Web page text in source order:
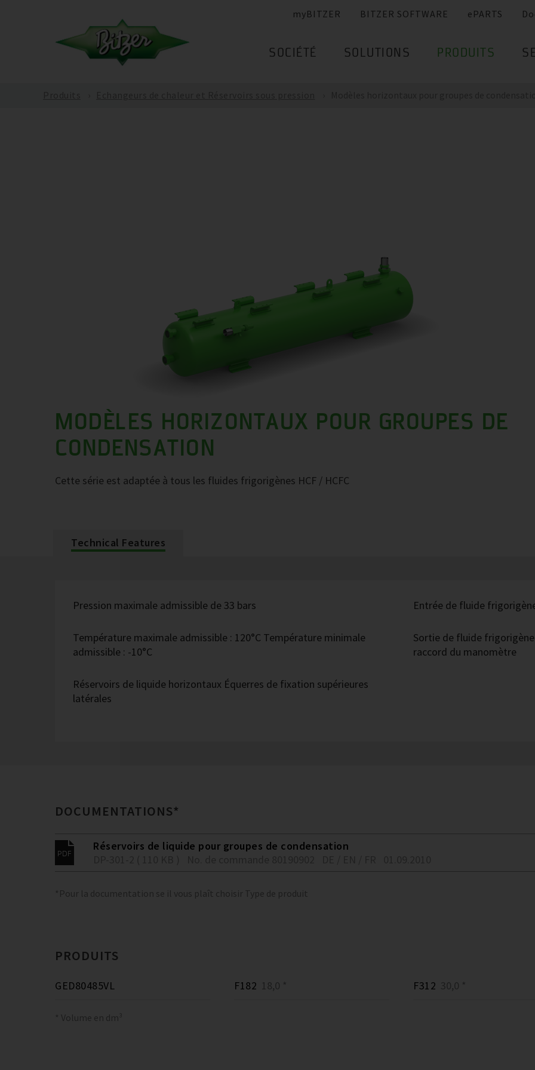
myBITZER BITZER SOFTWARE ePARTS
SOCIÉTÉ SOLUTIONS PRODUITS
MODÈLES HORIZONTAUX POUR GROUPES DE
CONDENSATION
Cette série est adaptée à tous les fluides frigorigènes HCF / HCFC
Technical Features
Pression maximale admissible de 33 bars
Température maximale admissible : 120°C Température minimale
admissible : -10°C
Réservoirs de liquide horizontaux Équerres de fixation supérieures
latérales
Entrée de fluide
Sortie de fluide
raccord du manomètre
DOCUMENTATIONS*
Réservoirs de liquide pour groupes de condensation
*Pour la documentation se il vous plaît choisir Type de produit
PRODUITS
GED80485VL F182 18,0 * F312 30,0 *
* Volume en dm³